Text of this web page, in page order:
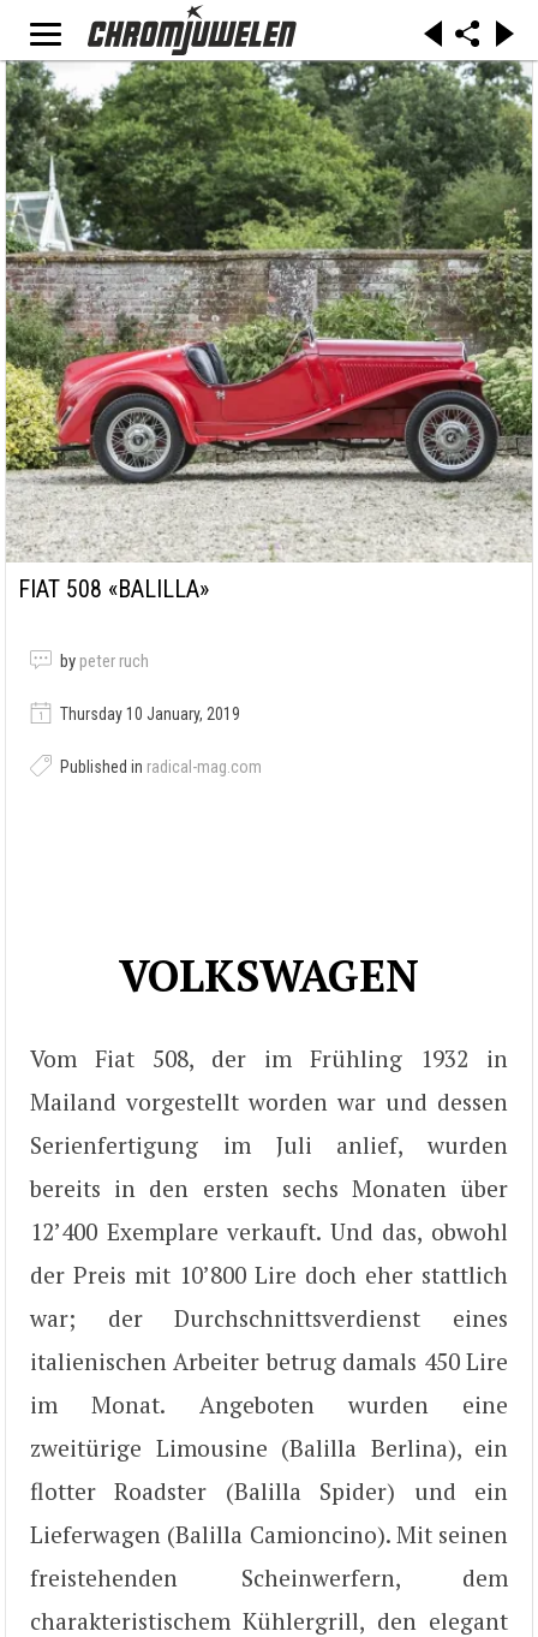
FIAT 508 «BALILLA»
by peter ruch
Thursday 10 January, 2019
Published in radical-mag.com
VOLKSWAGEN
Vom Fiat 508, der im Frühling 1932 in
Mailand vorgestellt worden war und dessen
Serienfertigung im Juli anlief, wurden
bereits in den ersten sechs Monaten über
12’400 Exemplare verkauft. Und das, obwohl
der Preis mit 10’800 Lire doch eher stattlich
war; der Durchschnittsverdienst eines
italienischen Arbeiter betrug damals 450 Lire
im Monat. Angeboten wurden eine
zweitürige Limousine (Balilla Berlina), ein
flotter Roadster (Balilla Spider) und ein
Lieferwagen (Balilla Camioncino). Mit seinen
freistehenden Scheinwerfern, dem
charakteristischem Kühlergrill, den elegant